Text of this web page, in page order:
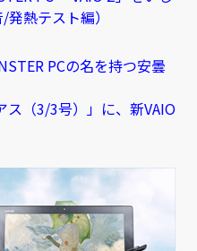
熱テスト編）
PCの名を持つ安曇
ス（3/3号）」に、新VAIO